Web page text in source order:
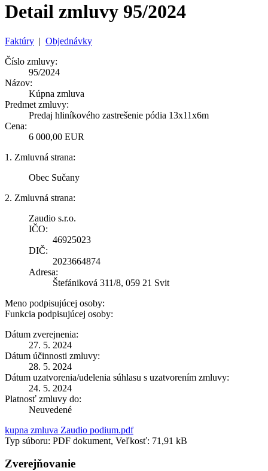
Detail zmluvy 95/2024
Faktúry | Objednávky
Číslo zmluvy:
95/2024
Názov:
Kúpna zmluva
Predmet zmluvy:
Predaj hliníkového zastrešenie pódia 13x11x6m
Cena:
6 000,00 EUR
1. Zmluvná strana:
Obec Sučany
2. Zmluvná strana:
Zaudio s.r.o.
IČO:
46925023
DIČ:
2023664874
Adresa:
Štefániková 311/8, 059 21 Svit
Meno podpisujúcej osoby:
Funkcia podpisujúcej osoby:
Dátum zverejnenia:
27. 5. 2024
Dátum účinnosti zmluvy:
28. 5. 2024
Dátum uzatvorenia/udelenia súhlasu s uzatvorením zmluvy:
24. 5. 2024
Platnosť zmluvy do:
Neuvedené
kupna zmluva Zaudio podium.pdf
Typ súboru: PDF dokument, Veľkosť: 71,91 kB
Zverejňovanie